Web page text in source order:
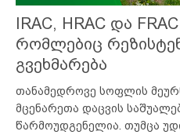
IRAC, HRAC და
რომლებიც
გვეხმარება
თანამედროვე სოფლის
მცენარეთა დაცვის
წარმოუდგენელია. თუმცა